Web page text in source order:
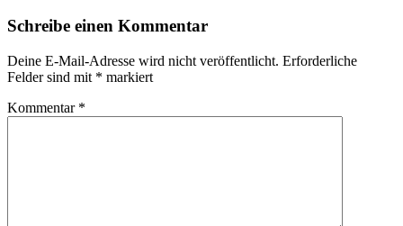
Schreibe einen Kommentar
Deine E-Mail-Adresse wird nicht veröffentlicht. Erforderliche
Felder sind mit * markiert
Kommentar *